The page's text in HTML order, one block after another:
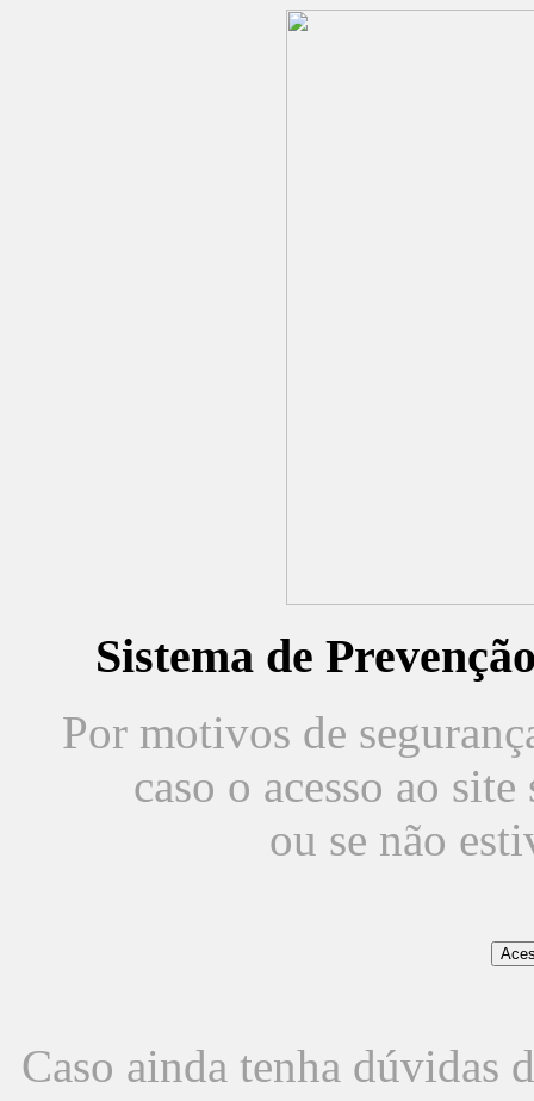
Sistema de
Por motivos de
caso o acesso ao
ou se não
Caso ainda tenha dúvidas